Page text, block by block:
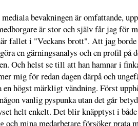
bevakningen är omfattande,
är stor och själv får jag för
fallet i "Veckans brott". Att jag borde
en gärningsanalys och en profil på
Och helst se till att han hamnar i
mig för redan dagen därpå och
en högst märkligt vändning. Först
vanlig pyspunka utan det går
helt enkelt. Det blir knäpptyst i
och mina medarbetare försöker prata